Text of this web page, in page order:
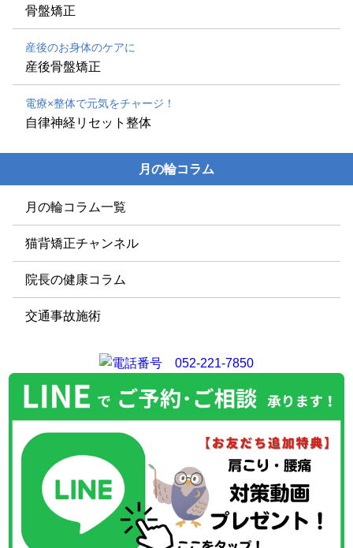
骨盤矯正
産後のお身体のケアに
産後骨盤矯正
電療×整体で元気をチャージ！
自律神経リセット整体
月の輪コラム
月の輪コラム一覧
猫背矯正チャンネル
院長の健康コラム
交通事故施術